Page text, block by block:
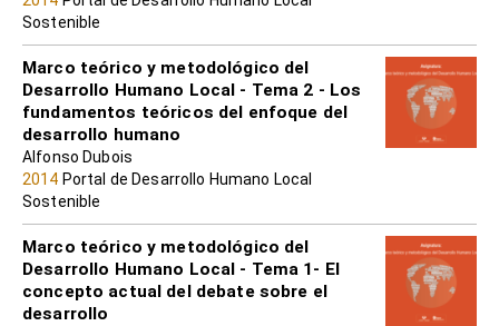
Sostenible
Marco teórico y metodológico del
Desarrollo Humano Local - Tema 2 - Los
fundamentos teóricos del enfoque del
desarrollo humano
Alfonso Dubois
2014 Portal de Desarrollo Humano Local
Sostenible
Marco teórico y metodológico del
Desarrollo Humano Local - Tema 1- El
concepto actual del debate sobre el
desarrollo